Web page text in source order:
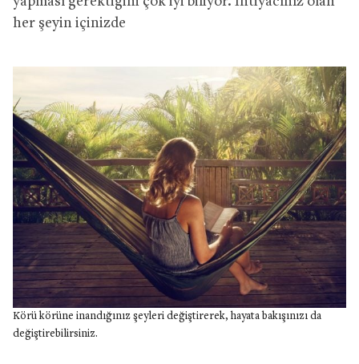
her şeyin içinizde
Körü körüne inandığınız şeyleri değiştirerek, hayata bakışınızı da
değiştirebilirsiniz.